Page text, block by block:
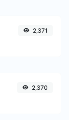
2,371
2,370